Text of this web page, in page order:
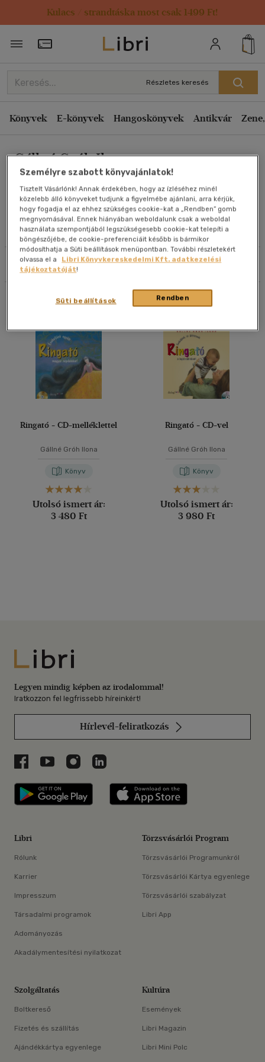
Kulacs / strandtáska most csak 1499 Ft!
Törzsvásárlói Kártya adatai
Részletes keresés
Könyvek E-könyvek Hangoskönyvek Antikvár
Gállné Gróh Ilona
Művei
Olvasói vélemények
Szűrés Rendezés
Rendezés
Kiadás éve szerint csökkenő
Ár szerint csökkenő
Eladott darabszám szerint csökkenő
Eladott darabszám szerint növekvő
Cím szerint A-Z
Szerző szerint A-Z
Megjelenítés
20 db / oldal
Alkalmaz
Összesen db
Ringató - CD-melléklettel
Gállné Gróh Ilona
Könyv
Utolsó ismert ár:
3 480 Ft
Ringató - CD-vel
Gállné Gróh Ilona
Könyv
Utolsó ismert ár:
3 980 Ft
Libri
Legyen mindig képben az irodalommal!
Iratkozzon fel legfrissebb híreinkért!
Hírlevél-feliratkozás
Libri a Facebookon
Libri a Youtube-on
Libri az Instagramon
Libri a LinkedInen
Libri applikáció Szerezd meg: Google
Libri
Rólunk
Karrier
Impresszum
Társadalmi programok
Adományozás
Akadálymentesítési nyilatkozat
Törzsvásárlói Program
Törzsvásárlói Programunkról
Törzsvásárlói Kártya egyenlege
Törzsvásárlói szabályzat
Libri App
Szolgáltatás
Boltkereső
Fizetés és szállítás
Ajándékkártya egyenlege
Kultúra
Események
Libri Magazin
Libri Mini Polc
Személyre szabott könyvajánlatok!
Tisztelt Vásárlónk! Annak érdekében, hogy az ízléséhez minél
közelebb álló könyveket tudjunk a figyelmébe ajánlani, arra kérjük,
hogy fogadja el az ehhez szükséges cookie-kat a „Rendben” gomb
megnyomásával. Ennek hiányában weboldalunk csak a weboldal
használata szempontjából legszükségesebb cookie-kat telepíti a
böngészőjébe, de cookie-preferenciáit később is bármikor
módosíthatja a Süti beállítások menüpontban. További részletekért
olvassa el a
Libri Könyvkereskedelmi Kft. adatkezelési
tájékoztatóját!
Rendben
Süti beállítások